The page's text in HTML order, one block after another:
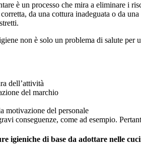
è un processo che mira a eliminare i
da una cottura inadeguata o da
non è solo un problema di salute per
dell’attività
del marchio
motivazione del personale
conseguenze, come ad esempio.
igieniche di base da adottare nelle